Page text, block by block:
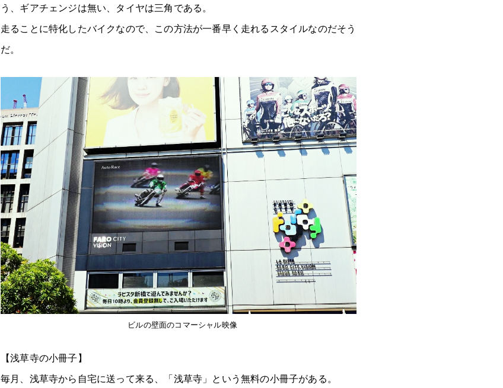
う、ギアチェンジは無い、タイヤは三角である。
走ることに特化したバイクなので、この方法が一番早く走れるスタイルなのだそう
だ。
ビルの壁面のコマーシャル映像
【浅草寺の小冊子】
毎月、浅草寺から自宅に送って来る、「浅草寺」という無料の小冊子がある。